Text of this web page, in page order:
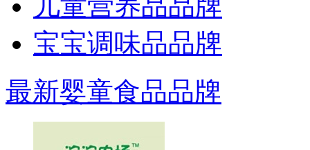
宝宝调味品品牌
最新婴童食品品牌